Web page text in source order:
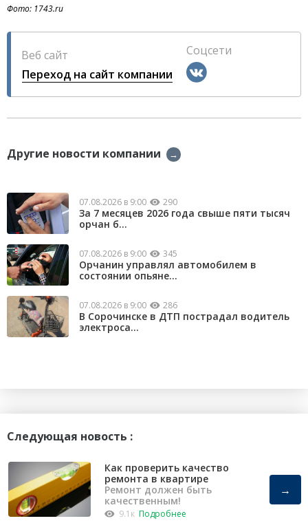
Фото: 1743.ru
Веб сайт
Переход на сайт компании
Соцсети
Другие новости компании →
07.08.2026 в 9:00 290
За 7 месяцев 2026 года свыше пяти тысяч
орчан б...
07.08.2026 в 9:00 345
Орчанин управлял автомобилем в
состоянии опьяне...
07.08.2026 в 9:00 286
В Сорочинске в ДТП пострадал водитель
электроса...
Следующая новость :
Как проверить качество
ремонта в квартире
Ремонт должен быть
качественным!
9.1к Подробнее
→